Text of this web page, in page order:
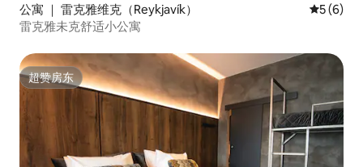
公寓 ｜ 雷克雅维克（Reykjavík） 平均评分
5 (6)
雷克雅未克舒适小公寓
超赞房东
超赞房东